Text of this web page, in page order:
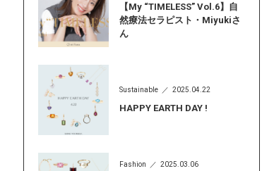
【My “TIMELESS” Vol.6】自
然療法セラピスト・Miyukiさ
ん
Sustainable 2025.04.22
HAPPY EARTH DAY !
Fashion 2025.03.06